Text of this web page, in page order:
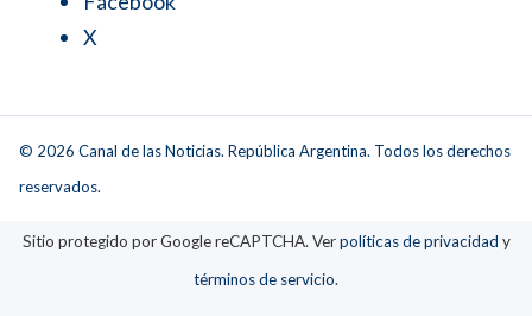
X
© 2026 Canal de las Noticias. República Argentina. Todos los derechos
reservados.
Sitio protegido por Google reCAPTCHA. Verpolíticas de privacidad y
términos de servicio.